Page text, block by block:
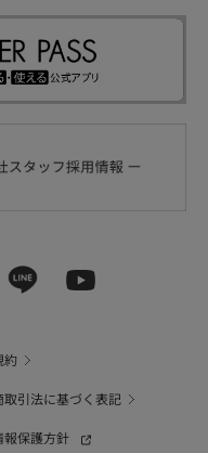
約
取引法に基づく表記
報保護方針